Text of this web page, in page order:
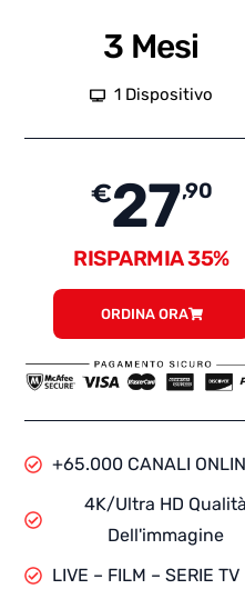
3 Mesi
1 Dispositivo
€27,90
RISPARMIA 35%
ORDINA ORA
+65.000 CANALI
4K/Ultra HD Qualità
Dell'immagine
LIVE – FILM – SERIE TV